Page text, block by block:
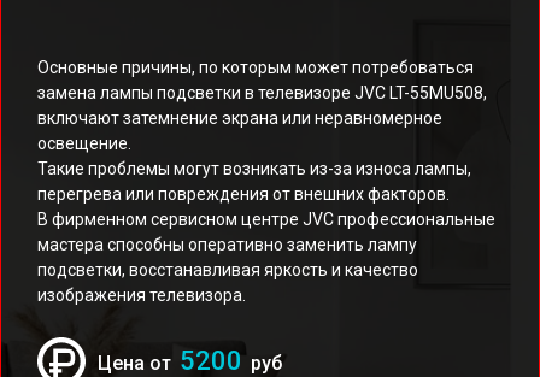
Основные причины, по которым может потребоваться
замена лампы подсветки в телевизоре JVC LT-55MU508,
включают затемнение экрана или неравномерное
освещение.
Такие проблемы могут возникать из-за износа лампы,
перегрева или повреждения от внешних факторов.
В фирменном сервисном центре JVC профессиональные
мастера способны оперативно заменить лампу
подсветки, восстанавливая яркость и качество
изображения телевизора.
Цена от 5200 руб